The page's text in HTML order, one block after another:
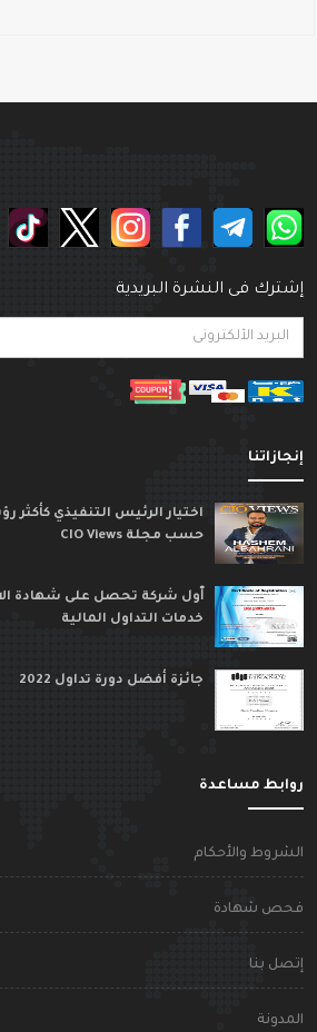
إشترك فى النشرة البريدية
إنجازاتنا
اختيار الرئيس التنفيذي كأكثر
حسب مجلة CIO Views
ٱول شركة تحصل على شهادة
خدمات التداول المالية
جائزة أفضل دورة تداول 2022
روابط مساعدة
الشروط والأحكام
فحص شهادة
إتصل بنا
المدونة